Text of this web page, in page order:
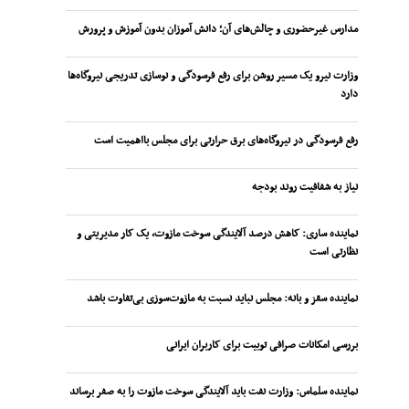
مدارس غیرحضوری و چالش‌های آن؛ دانش آموزان بدون آموزش و پرورش
وزارت نیرو یک مسیر روشن برای رفع فرسودگی و نوسازی تدریجی نیروگاه‌ها
دارد
رفع فرسودگی در نیروگاه‌های برق حرارتی برای مجلس بااهمیت است
نیاز به شفافیت روند بودجه
نماینده ساری: کاهش درصد آلایندگی سوخت مازوت، یک کار مدیریتی و
نظارتی است
نماینده سقز و بانه: مجلس نباید نسبت به مازوت‌سوزی بی‌تفاوت باشد
بررسی امکانات صرافی توبیت برای کاربران ایرانی
نماینده سلماس: وزارت نفت باید آلایندگی سوخت مازوت را به صفر برساند